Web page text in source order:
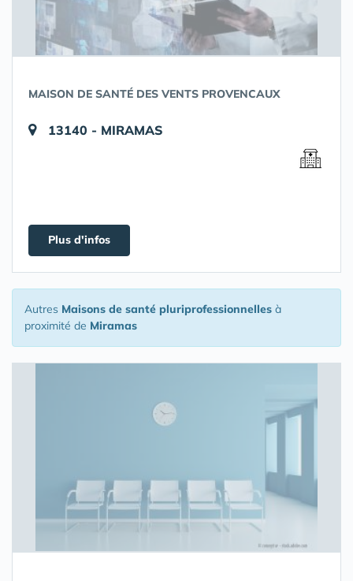
MAISON DE SANTÉ DES VENTS PROVENCAUX
13140 - MIRAMAS
Plus d'infos
Autres Maisons de santé pluriprofessionnelles à
proximité de Miramas